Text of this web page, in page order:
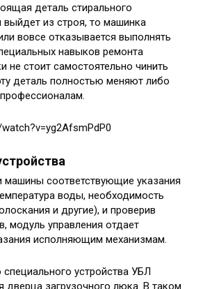
деталь стирального
выйдет из строя, то машинка
вовсе отказывается выполнять
навыков ремонта
не стоит самостоятельно чинить
деталь полностью меняют либо
машины соответствующие указания
воды, необходимость
и другие), и проверив
модуль управления отдает
исполняющим механизмам.
устройства УБЛ
дверца загрузочного люка. В таком